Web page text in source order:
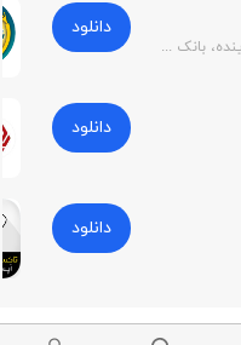
رمزساز بانک کشاورزی، بانک آینده، بانک صادرات
دانلود
دانلود
دانلود